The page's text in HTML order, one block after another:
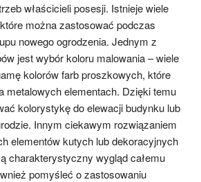
właścicieli posesji. Istnieje wiele
można zastosować podczas
nowego ogrodzenia. Jednym z
jest wybór koloru malowania – wiele
kolorów farb proszkowych, które
metalowych elementach. Dzięki temu
kolorystykę do elewacji budynku lub
Innym ciekawym rozwiązaniem
elementów kutych lub dekoracyjnych
charakterystyczny wygląd całemu
pomyśleć o zastosowaniu